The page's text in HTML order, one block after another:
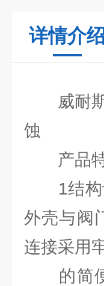
详情介
威耐斯
蚀
产品特
1结构设
外壳与阀
连接采用
的简便